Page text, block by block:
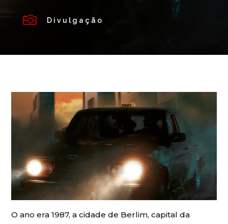
 Divulgação
O ano era 1987, a cidade de Berlim, capital da